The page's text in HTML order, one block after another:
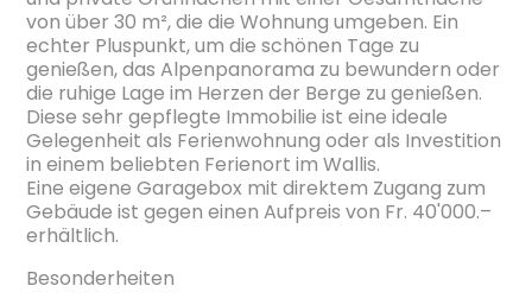
von über 30 m², die die Wohnung umgeben. Ein
echter Pluspunkt, um die schönen Tage zu
genießen, das Alpenpanorama zu bewundern oder
die ruhige Lage im Herzen der Berge zu genießen.
Diese sehr gepflegte Immobilie ist eine ideale
Gelegenheit als Ferienwohnung oder als Investition
in einem beliebten Ferienort im Wallis.
Eine eigene Garagebox mit direktem Zugang zum
Gebäude ist gegen einen Aufpreis von Fr. 40'000.–
erhältlich.
Besonderheiten